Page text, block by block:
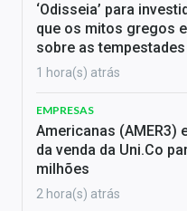
‘Odisseia’ para
que os mitos gregos
sobre as
1 hora(s) atrás
EMPRESAS
Americanas (AMER3)
da venda da Uni.Co
milhões
2 hora(s) atrás